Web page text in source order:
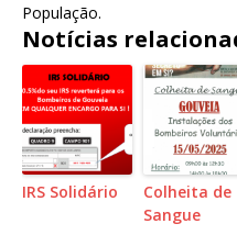
População.
Notícias
IRS Solidário
Colheita de
Sangue